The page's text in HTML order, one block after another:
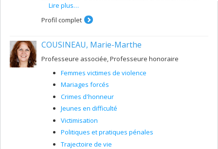
CCSMTL en ce qui a trait à ces différentes questions. Sa
participation au déploiement de projets de recherche
portant sur ces questions et son implication dans le
d’intervention qui répondent à ces problématiques
sur ces différents thèmes. René-André Brisebois est
également chargé de cours à l’Université de Montréal,
jeunes et enseigne un cours sur le phénomène des
gangs et les problématiques associées.
Lire plus…
Profil complet
COUSINEAU, Marie-Marthe
Professeure associée, Professeure honoraire
Femmes victimes de violence
Mariages forcés
Crimes d'honneur
Jeunes en difficulté
Victimisation
Politiques et pratiques pénales
Trajectoire de vie